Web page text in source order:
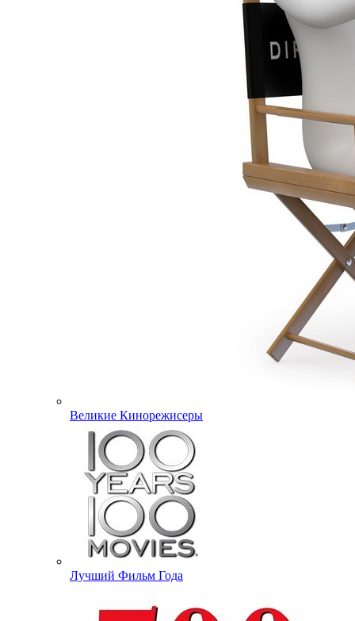
Великие Кинорежисеры
Лучший Фильм Года